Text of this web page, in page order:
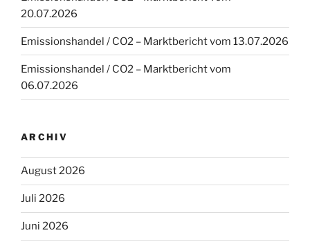
20.07.2026
Emissionshandel / CO2 – Marktbericht vom 13.07.2026
Emissionshandel / CO2 – Marktbericht vom
06.07.2026
ARCHIV
August 2026
Juli 2026
Juni 2026